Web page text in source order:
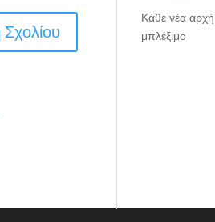
Κάθε νέα αρχή
μπλέξιμο